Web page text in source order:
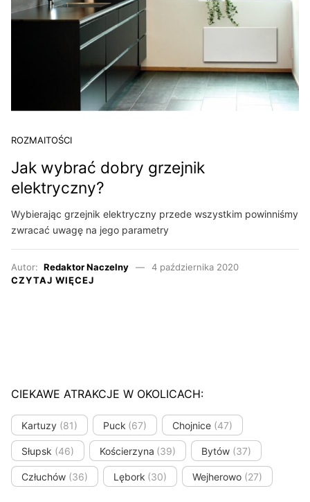
ROZMAITOŚCI
Jak wybrać dobry grzejnik
elektryczny?
Wybierając grzejnik elektryczny przede wszystkim powinniśmy
zwracać uwagę na jego parametry
Autor: Redaktor Naczelny
4 października 2020
CZYTAJ WIĘCEJ
CIEKAWE ATRAKCJE W OKOLICACH:
Kartuzy (81) Puck (67) Chojnice (47)
Słupsk (46) Kościerzyna (39) Bytów (37)
Człuchów (36) Lębork (30) Wejherowo (27)